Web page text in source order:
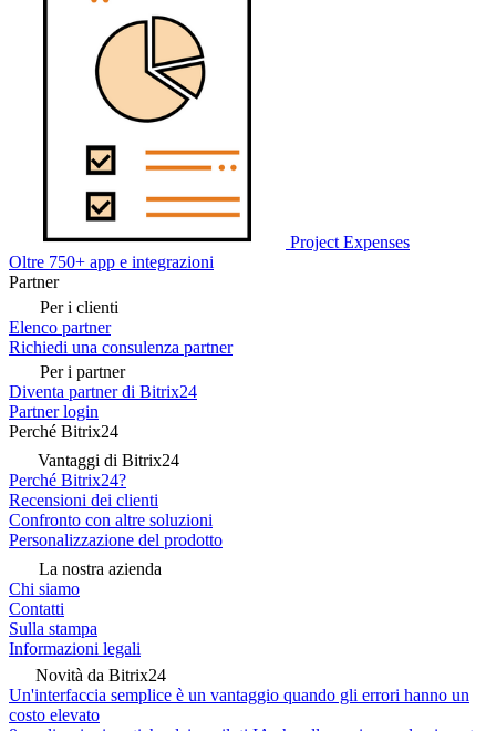
Project Expenses
Oltre 750+ app e integrazioni
Partner
Per i clienti
Elenco partner
Richiedi una consulenza partner
Per i partner
Diventa partner di Bitrix24
Partner login
Perché Bitrix24
Vantaggi di Bitrix24
Perché Bitrix24?
Recensioni dei clienti
Confronto con altre soluzioni
Personalizzazione del prodotto
La nostra azienda
Chi siamo
Contatti
Sulla stampa
Informazioni legali
Novità da Bitrix24
Un'interfaccia semplice è un vantaggio quando gli errori hanno un
costo elevato